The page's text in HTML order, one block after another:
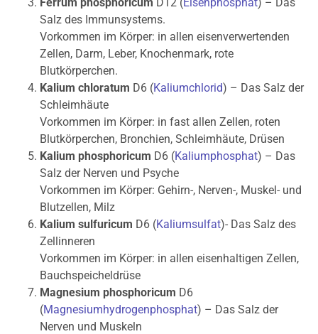
Ferrum phosphoricum D12 ( Eisenphosphat) – Das
Salz des Immunsystems.
Vorkommen im Körper: in allen eisenverwertenden
Zellen, Darm, Leber, Knochenmark, rote
Blutkörperchen.
Kalium chloratum D6 (Kaliumchlorid) – Das Salz der
Schleimhäute
Vorkommen im Körper: in fast allen Zellen, roten
Blutkörperchen, Bronchien, Schleimhäute, Drüsen
Kalium phosphoricum D6 (Kaliumphosphat) – Das
Salz der Nerven und Psyche
Vorkommen im Körper: Gehirn-, Nerven-, Muskel- und
Blutzellen, Milz
Kalium sulfuricum D6 (Kaliumsulfat)- Das Salz des
Zellinneren
Vorkommen im Körper: in allen eisenhaltigen Zellen,
Bauchspeicheldrüse
Magnesium phosphoricum D6
(Magnesiumhydrogenphosphat) – Das Salz der
Nerven und Muskeln